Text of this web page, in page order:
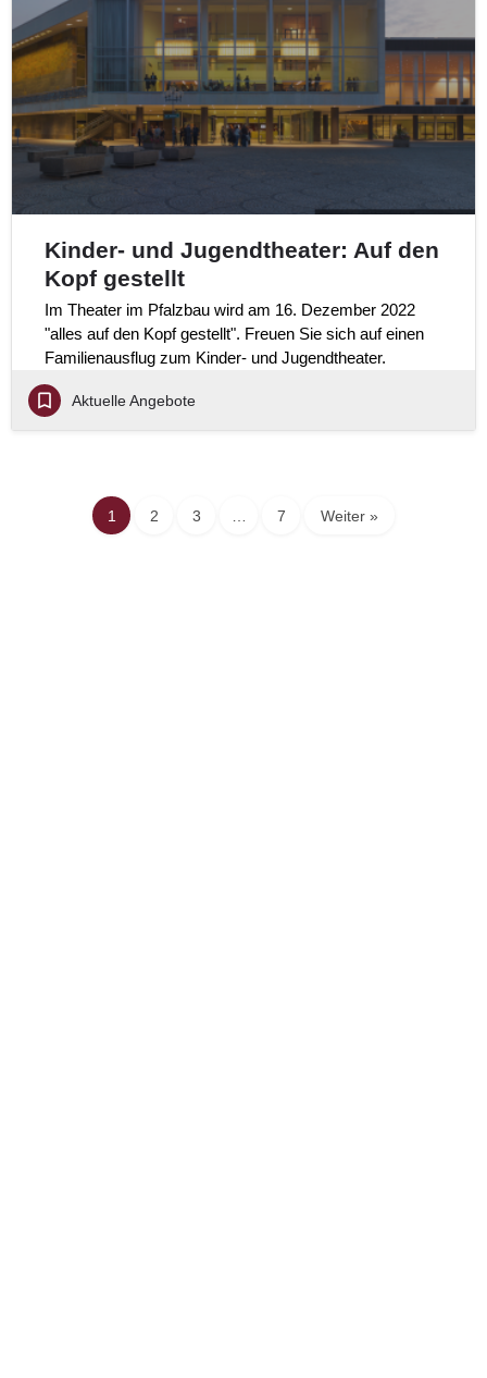
Kinder- und Jugendtheater: Auf den
Kopf gestellt
Im Theater im Pfalzbau wird am 16. Dezember 2022
"alles auf den Kopf gestellt". Freuen Sie sich auf einen
Familienausflug zum Kinder- und Jugendtheater.
Aktuelle Angebote
1 2 3 7 Weiter »